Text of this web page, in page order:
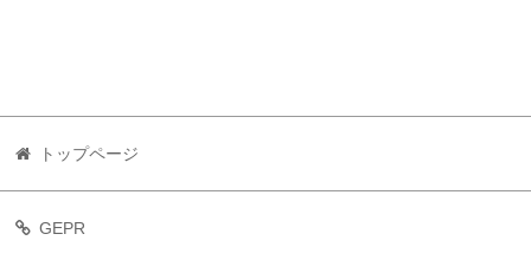
トップページ
GEPR